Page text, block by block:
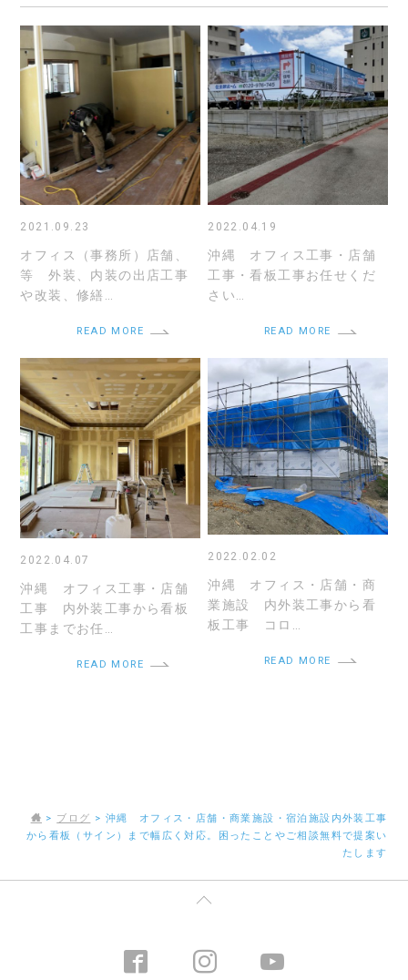
2021.09.23
オフィス（事務所）店舗、
等 外装、内装の出店工事
や改装、修繕…
READ MORE
2022.04.19
沖縄 オフィス工事・店舗
工事・看板工事お任せくだ
さい…
READ MORE
2022.04.07
沖縄 オフィス工事・店舗
工事 内外装工事から看板
工事までお任…
READ MORE
2022.02.02
沖縄 オフィス・店舗・商
業施設 内外装工事から看
板工事 コロ…
READ MORE
> ブログ > 沖縄 オフィス・店舗・商業施設・宿泊施設内外装工事
から看板（サイン）まで幅広く対応。困ったことやご相談無料で提案い
たします